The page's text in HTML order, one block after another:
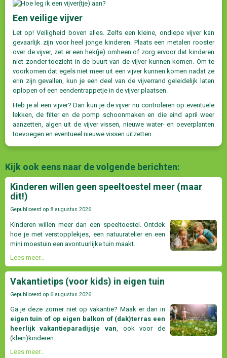
Een veilige vijver
Let op! Veiligheid boven alles. Zelfs een kleine, ondiepe vijver kan
gevaarlijk zijn voor heel jonge kinderen. Plaats een metalen rooster
over de vijver, zet er een hek(je) omheen of zorg ervoor dat kinderen
niet zonder toezicht in de buurt van de vijver kunnen komen. Om te
voorkomen dat egels niet meer uit een vijver kunnen komen nadat ze
erin zijn gevallen, kun je een deel van de vijverrand geleidelijk laten
oplopen of een eendentrappetje in de vijver plaatsen.
Heb je al een vijver? Dan kun je de vijver nu controleren op eventuele
lekken, de filter en de pomp schoonmaken en die eind april weer
aanzetten, algen uit de vijver vissen, nieuwe water- en oeverplanten
toevoegen en eventueel nieuwe vissen uitzetten.
Kijk ook eens naar de volgende berichten:
Kinderen willen geen speeltoestel meer (maar
dit!)
Gepubliceerd op 8 augustus 2026
Kinderen willen meer dan een speeltoestel. Ontdek
hoe je met verstopplekjes, een natuuratelier en een
mini moestuin een avontuurlijke tuin maakt.
Lees meer...
Vakantietips (voor kids) in eigen tuin
Gepubliceerd op 6 augustus 2026
Ga je deze zomer niet op vakantie? Maak er dan in
eigen tuin of op eigen balkon of (dak)terras een
heerlijk vakantieparadijsje van, ook voor de
(klein)kinderen.
Lees meer...